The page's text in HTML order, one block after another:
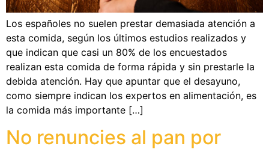
Los españoles no suelen prestar demasiada atención a
esta comida, según los últimos estudios realizados y
que indican que casi un 80% de los encuestados
realizan esta comida de forma rápida y sin prestarle la
debida atención. Hay que apuntar que el desayuno,
como siempre indican los expertos en alimentación, es
la comida más importante […]
No renuncies al pan por